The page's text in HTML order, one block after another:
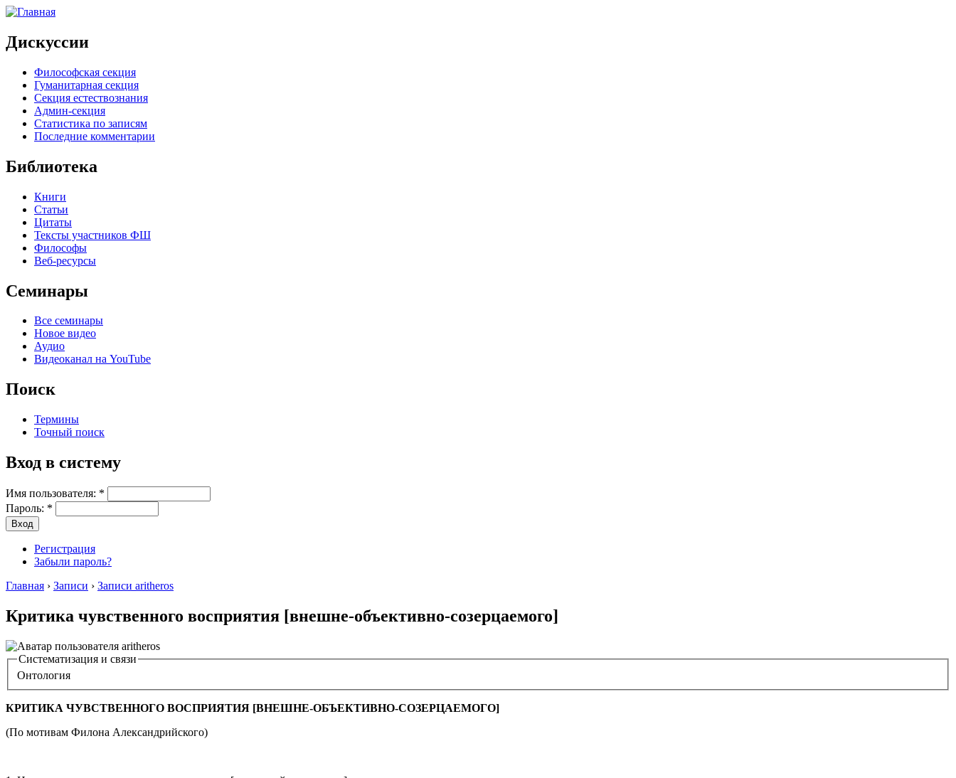
Дискуссии
Философская секция
Гуманитарная секция
Секция естествознания
Админ-секция
Статистика по записям
Последние комментарии
Библиотека
Книги
Статьи
Цитаты
Тексты участников ФШ
Философы
Веб-ресурсы
Семинары
Все семинары
Новое видео
Аудио
Видеоканал на YouTube
Поиск
Термины
Точный поиск
Вход в систему
Имя пользователя: *
Пароль: *
Регистрация
Забыли пароль?
Главная › Записи › Записи aritheros
Критика чувственного восприятия [внешне-объективно-созерцаемого]
Систематизация и связи
Онтология
КРИТИКА ЧУВСТВЕННОГО ВОСПРИЯТИЯ [ВНЕШНЕ-ОБЪЕКТИВНО-СОЗЕРЦАЕМОГО]
(По мотивам Филона Александрийского)